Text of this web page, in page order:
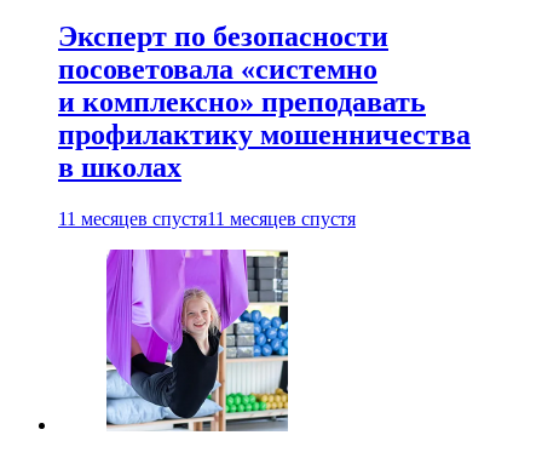
Эксперт по безопасности
посоветовала «системно
и комплексно» преподавать
профилактику мошенничества
в школах
11 месяцев спустя11 месяцев спустя